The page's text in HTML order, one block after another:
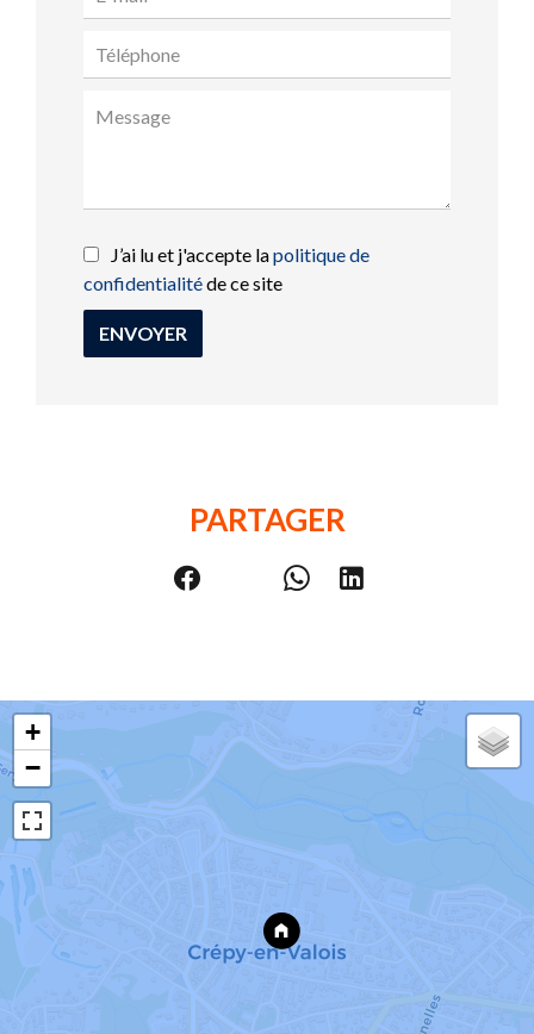
J’ai lu et j'accepte lapolitique de
confidentialitéde ce site
ENVOYER
PARTAGER
+
−